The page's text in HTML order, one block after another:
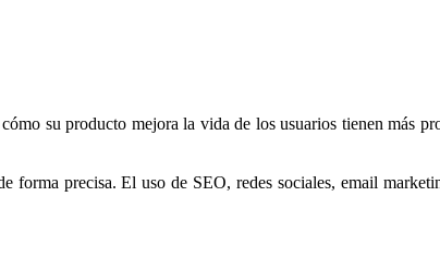
su producto mejora la vida de los usuarios tienen más
forma precisa. El uso de SEO, redes sociales, email